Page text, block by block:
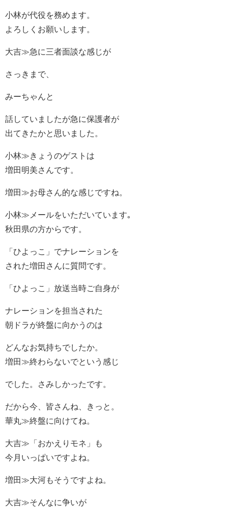
小林が代役を務めます。
よろしくお願いします。
大吉≫急に三者面談な感じが
さっきまで、
みーちゃんと
話していましたが急に保護者が
出てきたかと思いました。
小林≫きょうのゲストは
増田明美さんです。
増田≫お母さん的な感じですね。
小林≫メールをいただいています｡
秋田県の方からです。
「ひよっこ」でナレーションを
された増田さんに質問です。
「ひよっこ」放送当時ご自身が
ナレーションを担当された
朝ドラが終盤に向かうのは
どんなお気持ちでしたか。
増田≫終わらないでという感じ
でした。さみしかったです。
だから今、皆さんね、きっと。
華丸≫終盤に向けてね。
大吉≫「おかえりモネ」も
今月いっぱいですよね。
増田≫大河もそうですよね。
大吉≫そんなに争いが